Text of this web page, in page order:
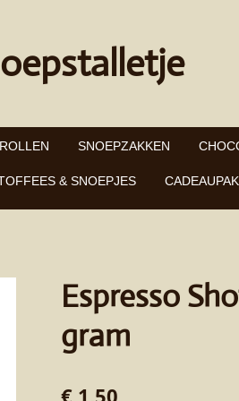
SNOEPZAKKEN
& SNOEPJES
Espresso
gram